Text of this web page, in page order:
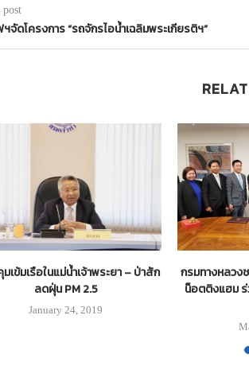
post
จัดโครงการ “รถจักรไอน้ำเฉลิมพระเกียรติฯ”
มเข้มเรือในแม่น้ำเจ้าพระยา – ป่าสัก
ลดฝุ่น PM 2.5
January 24, 2019
กรมทางหลว
น็อตติงแฮม ร่